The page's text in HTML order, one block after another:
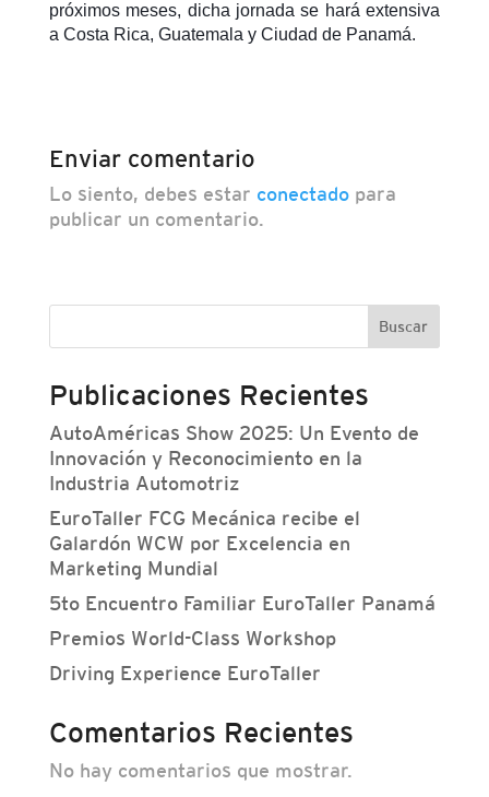
próximos meses, dicha jornada se hará extensiva
a Costa Rica, Guatemala y Ciudad de Panamá.
Enviar comentario
Lo siento, debes estar conectadopara
publicar un comentario.
Buscar
Publicaciones Recientes
AutoAméricas Show 2025: Un Evento de
Innovación y Reconocimiento en la
Industria Automotriz
EuroTaller FCG Mecánica recibe el
Galardón WCW por Excelencia en
Marketing Mundial
5to Encuentro Familiar EuroTaller Panamá
Premios World-Class Workshop
Driving Experience EuroTaller
Comentarios Recientes
No hay comentarios que mostrar.